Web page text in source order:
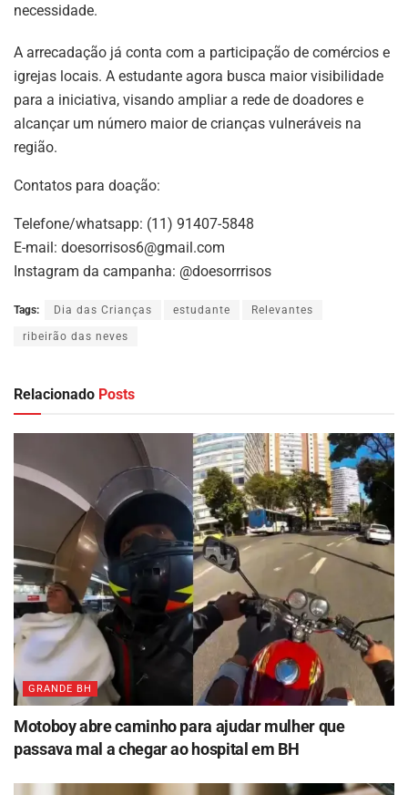
necessidade.
A arrecadação já conta com a participação de comércios e
igrejas locais. A estudante agora busca maior visibilidade
para a iniciativa, visando ampliar a rede de doadores e
alcançar um número maior de crianças vulneráveis na
região.
Contatos para doação:
Telefone/whatsapp: (11) 91407-5848
E-mail: doesorrisos6@gmail.com
Instagram da campanha: @doesorrrisos
Tags: Dia das Crianças estudante Relevantes
ribeirão das neves
Relacionado Posts
GRANDE BH
Motoboy abre caminho para ajudar mulher que
passava mal a chegar ao hospital em BH